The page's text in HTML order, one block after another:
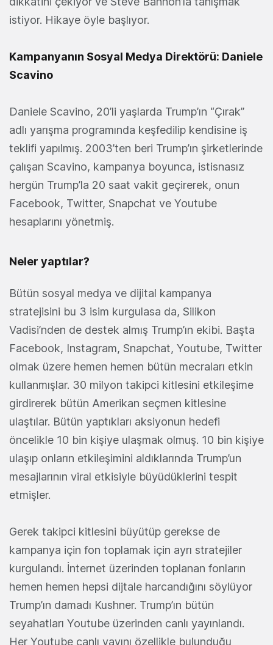
istiyor. Hikaye öyle başlıyor.
Kampanyanın Sosyal Medya Direktörü: Daniele
Scavino
Daniele Scavino, 20’li yaşlarda Trump’ın “Çırak”
adlı yarışma programında keşfedilip kendisine iş
teklifi yapılmış. 2003’ten beri Trump’ın şirketlerinde
çalışan Scavino, kampanya boyunca, istisnasız
hergün Trump’la 20 saat vakit geçirerek, onun
Facebook, Twitter, Snapchat ve Youtube
hesaplarını yönetmiş.
Neler yaptılar?
Bütün sosyal medya ve dijital kampanya
stratejisini bu 3 isim kurgulasa da, Silikon
Vadisi’nden de destek almış Trump’ın ekibi. Başta
Facebook, Instagram, Snapchat, Youtube, Twitter
olmak üzere hemen hemen bütün mecraları etkin
kullanmışlar. 30 milyon takipci kitlesini etkileşime
girdirerek bütün Amerikan seçmen kitlesine
ulaştılar. Bütün yaptıkları aksiyonun hedefi
öncelikle 10 bin kişiye ulaşmak olmuş. 10 bin kişiye
ulaşıp onların etkileşimini aldıklarında Trump’un
mesajlarının viral etkisiyle büyüdüklerini tespit
etmişler.
Gerek takipci kitlesini büyütüp gerekse de
kampanya için fon toplamak için ayrı stratejiler
kurgulandı. İnternet üzerinden toplanan fonların
hemen hemen hepsi dijtale harcandığını söylüyor
Trump’ın damadı Kushner. Trump’ın bütün
seyahatları Youtube üzerinden canlı yayınlandı.
Her Youtube canlı yayını özellikle bulunduğu